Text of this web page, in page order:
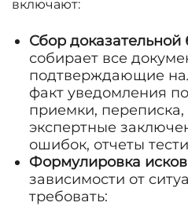
включают:
Сбор доказательной
собирает все
подтверждающие
факт уведомления
приемки, переписка,
экспертные
ошибок, отчеты
Формулировка
зависимости от
требовать: